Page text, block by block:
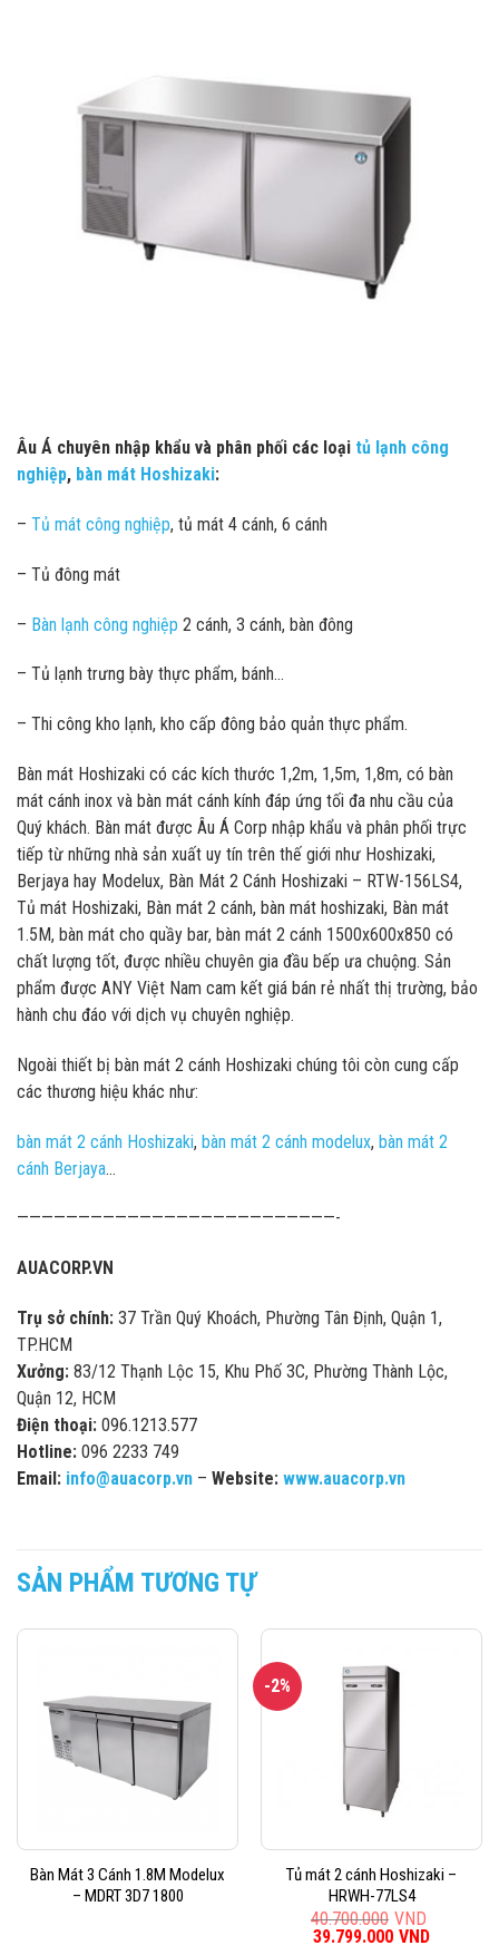
Âu Á chuyên nhập khẩu và phân phối các loại tủ lạnh công
nghiệp, bàn mát Hoshizaki:
– Tủ mát công nghiệp, tủ mát 4 cánh, 6 cánh
– Tủ đông mát
– Bàn lạnh công nghiệp 2 cánh, 3 cánh, bàn đông
– Tủ lạnh trưng bày thực phẩm, bánh…
– Thi công kho lạnh, kho cấp đông bảo quản thực phẩm.
Bàn mát Hoshizaki có các kích thước 1,2m, 1,5m, 1,8m, có bàn
mát cánh inox và bàn mát cánh kính đáp ứng tối đa nhu cầu của
Quý khách. Bàn mát được‪ Âu Á Corp nhập khẩu và phân phối trực
tiếp từ những nhà sản xuất uy tín trên thế giới như Hoshizaki,
Berjaya hay Modelux, Bàn Mát 2 Cánh Hoshizaki – RTW-156LS4,
Tủ mát Hoshizaki, Bàn mát 2 cánh, bàn mát hoshizaki, Bàn mát
1.5M, bàn mát cho quầy bar, bàn mát 2 cánh 1500x600x850 có
chất lượng tốt, được nhiều chuyên gia đầu bếp ưa chuộng. Sản
phẩm được ANY Việt Nam cam kết giá bán rẻ nhất thị trường, bảo
hành chu đáo với dịch vụ chuyên nghiệp.
Ngoài thiết bị bàn mát 2 cánh Hoshizaki chúng tôi còn cung cấp
các thương hiệu khác như:
bàn mát 2 cánh Hoshizaki, bàn mát 2 cánh modelux, bàn mát 2
cánh Berjaya…
——————————————————————————-
AUACORP.VN
Trụ sở chính: 37 Trần Quý Khoách, Phường Tân Định, Quận 1,
TP.HCM
Xưởng: 83/12 Thạnh Lộc 15, Khu Phố 3C, Phường Thành Lộc,
Quận 12, HCM
Điện thoại: 096.1213.577
Hotline: 096 2233 749
Email: info@auacorp.vn – Website: www.auacorp.vn
SẢN PHẨM TƯƠNG TỰ
Bàn Mát 3 Cánh 1.8M Modelux
– MDRT 3D7 1800
-2%
Tủ mát 2 cánh Hoshizaki –
HRWH-77LS4
40.700.000 VND
Giá
39.799.000 VND